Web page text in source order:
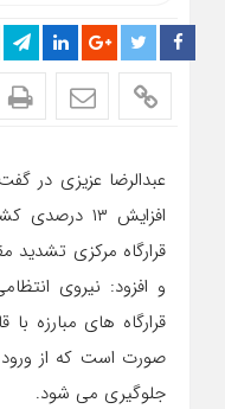
عبدالرضا عزیزی در
افزایش ۱۳
قرارگاه مرکزی تشدید
و افزود: نیروی
قرارگاه های مبارزه با
صورت است که از ورود
جلوگیری می شود.